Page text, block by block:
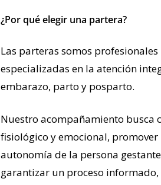
¿Por qué elegir una partera?
Las parteras somos profesionales
especializadas en la atención
embarazo, parto y posparto.
Nuestro acompañamiento busca
fisiológico y emocional, promover
autonomía de la persona
garantizar un proceso